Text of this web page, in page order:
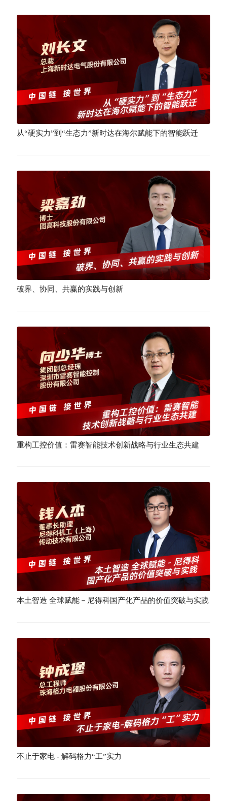
从“硬实力”到“生态力”新时达在海尔赋能下的智能跃迁
破界、协同、共赢的实践与创新
重构工控价值：雷赛智能技术创新战略与行业生态共建
本土智造 全球赋能－尼得科国产化产品的价值突破与实践
不止于家电 - 解码格力“工”实力